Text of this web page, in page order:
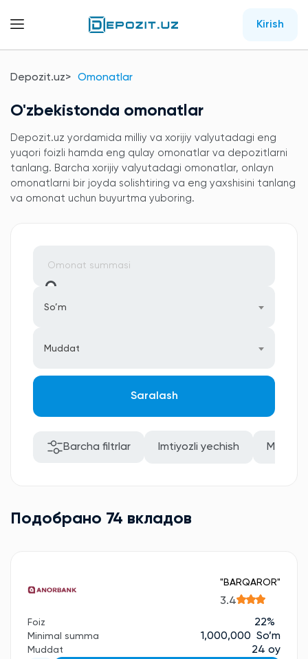
Kirish
Depozit.uz Omonatlar
O'zbekistonda omonatlar
Depozit.uz yordamida milliy va xorijiy valyutadagi eng
yuqori foizli hamda eng qulay omonatlar va depozitlarni
tanlang. Barcha xorijiy valyutadagi omonatlar, onlayn
omonatlarni bir joyda solishtiring va eng yaxshisini tanlang
va omonat uchun buyurtma yuboring.
So’m
Muddat
Saralash
Barcha filtrlar Imtiyozli yechish
Подобрано 74 вкладов
"BARQAROR"
3.4
Foiz 22%
Minimal summa 1,000,000 So’m
Muddat
24 oy